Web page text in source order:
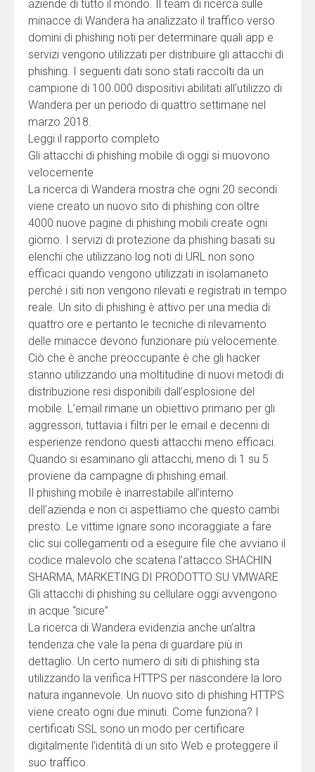
aziende di tutto il mondo. Il team di ricerca sulle
minacce di Wandera ha analizzato il traffico verso
domini di phishing noti per determinare quali app e
servizi vengono utilizzati per distribuire gli attacchi di
phishing. I seguenti dati sono stati raccolti da un
campione di 100.000 dispositivi abilitati all’utilizzo di
Wandera per un periodo di quattro settimane nel
marzo 2018.
Leggi il rapporto completo
Gli attacchi di phishing mobile di oggi si muovono
velocemente
La ricerca di Wandera mostra che ogni 20 secondi
viene creato un nuovo sito di phishing con oltre
4000 nuove pagine di phishing mobili create ogni
giorno. I servizi di protezione da phishing basati su
elenchi che utilizzano log noti di URL non sono
efficaci quando vengono utilizzati in isolamaneto
perché i siti non vengono rilevati e registrati in tempo
reale. Un sito di phishing è attivo per una media di
quattro ore e pertanto le tecniche di rilevamento
delle minacce devono funzionare più velocemente.
Ciò che è anche preoccupante è che gli hacker
stanno utilizzando una moltitudine di nuovi metodi di
distribuzione resi disponibili dall’esplosione del
mobile. L’email rimane un obiettivo primario per gli
aggressori, tuttavia i filtri per le email e decenni di
esperienze rendono questi attacchi meno efficaci.
Quando si esaminano gli attacchi, meno di 1 su 5
proviene da campagne di phishing email.
Il phishing mobile è inarrestabile all’interno
dell’azienda e non ci aspettiamo che questo cambi
presto. Le vittime ignare sono incoraggiate a fare
clic sui collegamenti od a eseguire file che avviano il
codice malevolo che scatena l’attacco.SHACHIN
SHARMA, MARKETING DI PRODOTTO SU VMWARE
Gli attacchi di phishing su cellulare oggi avvengono
in acque “sicure”
La ricerca di Wandera evidenzia anche un’altra
tendenza che vale la pena di guardare più in
dettaglio. Un certo numero di siti di phishing sta
utilizzando la verifica HTTPS per nascondere la loro
natura ingannevole. Un nuovo sito di phishing HTTPS
viene creato ogni due minuti. Come funziona? I
certificati SSL sono un modo per certificare
digitalmente l’identità di un sito Web e proteggere il
suo traffico.